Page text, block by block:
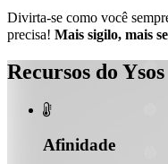
Divirta-se como você
precisa! Mais sigilo, mais
Recursos do Ysos

Afinidade